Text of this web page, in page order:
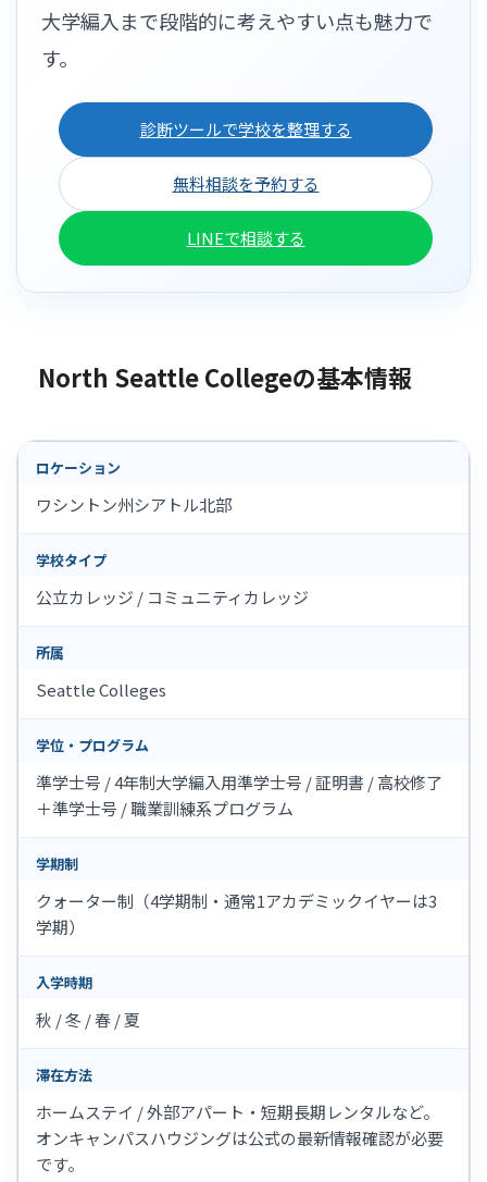
大学編入まで段階的に考えやすい点も魅力で
す。
診断ツールで学校を整理する
無料相談を予約する
LINEで相談する
North Seattle Collegeの基本情報
ロケーション
ワシントン州シアトル北部
学校タイプ
公立カレッジ / コミュニティカレッジ
所属
Seattle Colleges
学位・プログラム
準学士号 / 4年制大学編入用準学士号 / 証明書 / 高校修了
＋準学士号 / 職業訓練系プログラム
学期制
クォーター制（4学期制・通常1アカデミックイヤーは3
学期）
入学時期
秋 / 冬 / 春 / 夏
滞在方法
ホームステイ / 外部アパート・短期長期レンタルなど。
オンキャンパスハウジングは公式の最新情報確認が必要
です。